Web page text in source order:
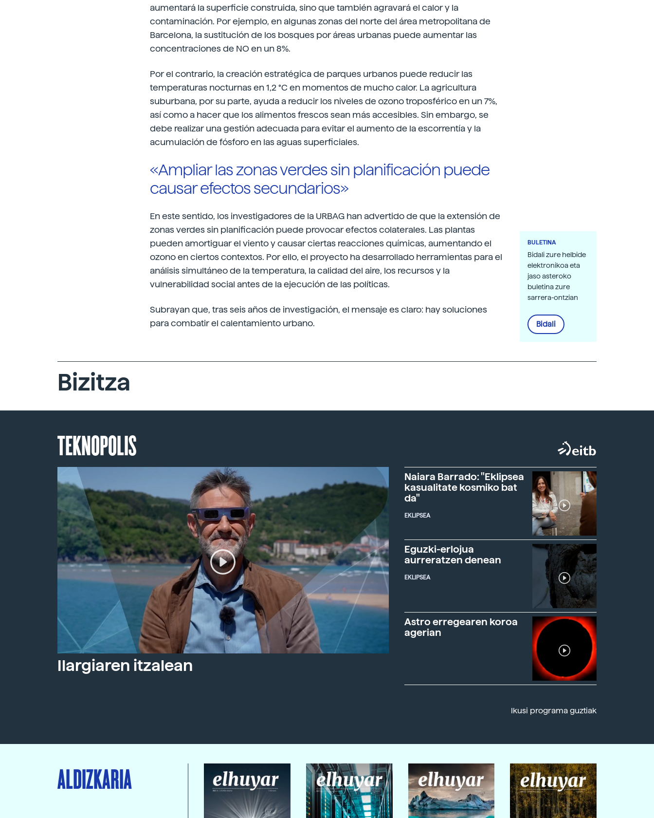
aumentará la superficie construida, sino que también agravará el calor y la
contaminación. Por ejemplo, en algunas zonas del norte del área metropolitana de
Barcelona, la sustitución de los bosques por áreas urbanas puede aumentar las
concentraciones de NO en un 8%.
Por el contrario, la creación estratégica de parques urbanos puede reducir las
temperaturas nocturnas en 1,2 °C en momentos de mucho calor. La agricultura
suburbana, por su parte, ayuda a reducir los niveles de ozono troposférico en un 7%,
así como a hacer que los alimentos frescos sean más accesibles. Sin embargo, se
debe realizar una gestión adecuada para evitar el aumento de la escorrentía y la
acumulación de fósforo en las aguas superficiales.
«Ampliar las zonas verdes sin planificación puede
causar efectos secundarios»
En este sentido, los investigadores de la URBAG han advertido de que la extensión de
zonas verdes sin planificación puede provocar efectos colaterales. Las plantas
pueden amortiguar el viento y causar ciertas reacciones químicas, aumentando el
ozono en ciertos contextos. Por ello, el proyecto ha desarrollado herramientas para el
análisis simultáneo de la temperatura, la calidad del aire, los recursos y la
vulnerabilidad social antes de la ejecución de las políticas.
Subrayan que, tras seis años de investigación, el mensaje es claro: hay soluciones
para combatir el calentamiento urbano.
BULETINA
Bidali zure helbide
elektronikoa eta
jaso asteroko
buletina zure
sarrera-ontzian
Bidali
Bizitza
TEKNOPOLIS
Ilargiaren itzalean
Naiara Barrado: "Eklipsea
kasualitate kosmiko bat
da"
EKLIPSEA
Eguzki-erlojua
aurreratzen denean
EKLIPSEA
Astro erregearen koroa
agerian
Ikusi programa guztiak
ALDIZKARIA